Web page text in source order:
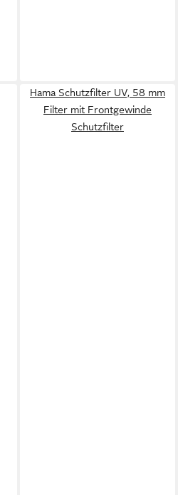
Hama Schutzfilter UV, 58 mm
Filter mit Frontgewinde
Schutzfilter